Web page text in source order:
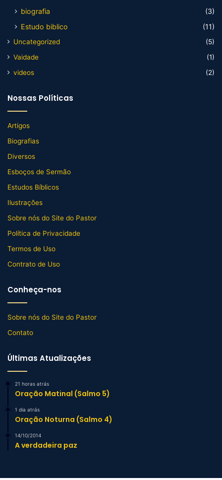
biografia
(3)
Estudo biblico
(11)
Uncategorized
(5)
Vaidade
(1)
videos
(2)
Nossas Políticas
Artigos
Biografias
Diversos
Esboços de Sermão
Estudos Bíblicos
Ilustrações
Sobre nós do Site do Pastor
Política de Privacidade
Termos de Uso
Contrato de Uso
Conheça-nos
Sobre nós do Site do Pastor
Contato
Últimas Atualizações
21 horas atrás
Oração Matinal (Salmo 5)
1 dia atrás
Oração Noturna (Salmo 4)
14/10/2014
A verdadeira paz